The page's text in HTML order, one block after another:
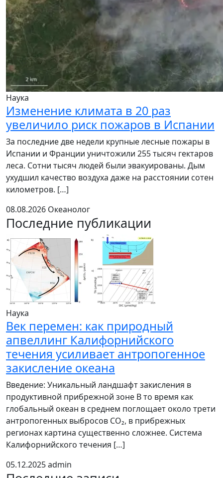
Наука
Изменение климата в 20 раз
увеличило риск пожаров в Испании
За последние две недели крупные лесные пожары в
Испании и Франции уничтожили 255 тысяч гектаров
леса. Сотни тысяч людей были эвакуированы. Дым
ухудшил качество воздуха даже на расстоянии сотен
километров. […]
08.08.2026 Океанолог
Последние публикации
Наука
Век перемен: как природный
апвеллинг Калифорнийского
течения усиливает антропогенное
закисление океана
Введение: Уникальный ландшафт закисления в
продуктивной прибрежной зоне В то время как
глобальный океан в среднем поглощает около трети
антропогенных выбросов CO₂, в прибрежных
регионах картина существенно сложнее. Система
Калифорнийского течения […]
05.12.2025admin